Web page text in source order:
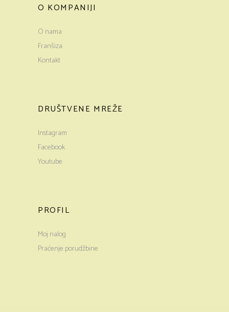
O KOMPANIJI
O nama
Franšiza
Kontakt
DRUŠTVENE MREŽE
Instagram
Facebook
Youtube
PROFIL
Moj nalog
Praćenje porudžbine